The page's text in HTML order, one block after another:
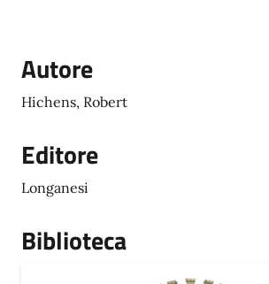
Autore
Hichens, Robert
Editore
Longanesi
Biblioteca